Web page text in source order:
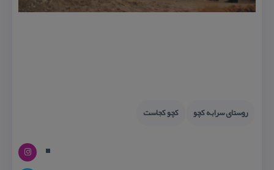
روستای سرابه كچو كچو كجاست